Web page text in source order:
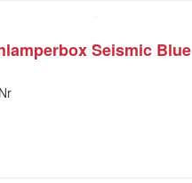
Seismic Blue